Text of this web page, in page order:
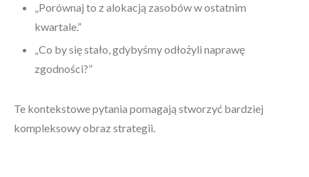
„Porównaj to z alokacją zasobów w ostatnim
kwartale.”
„Co by się stało, gdybyśmy odłożyli naprawę
zgodności?”
Te kontekstowe pytania pomagają stworzyć bardziej
kompleksowy obraz strategii.